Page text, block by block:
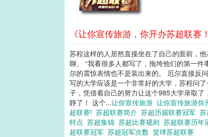
《让你宣传旅游，你开办苏超联
苏程这样的人居然直接坐在了自己的面前，
聊。 “我看很多人都写了，拖垮他们的第一
尔的震惊表情也不是装出来的。 厄尔直接反
写的大学应该是一个非常好的大学，苏程问
子，凭借着自己的努力让这个985大学录取
静了！ 这个...让你宣传旅游 让你宣传旅游你
超联赛! 苏超联赛简介 苏超历届联赛冠军
特点 苏超集锦 苏超比赛规则 苏超联赛历年
超联赛冠军 苏超冠军次数 篮球苏超联赛